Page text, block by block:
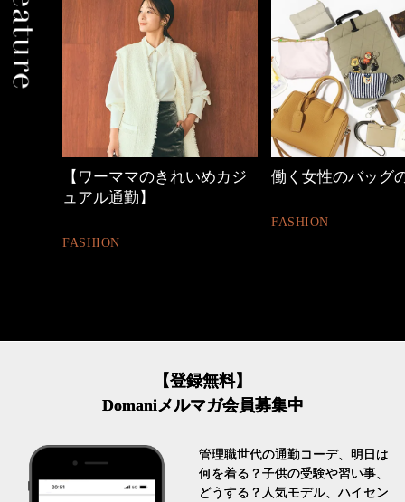
働く女性のバッグの中身
心地よくいられる
【登録無料】
Domaniメルマガ会員募集中
管理職世代の通勤コーデ、明日は
何を着る？子供の受験や習い事、
どうする？人気モデル、ハイセン